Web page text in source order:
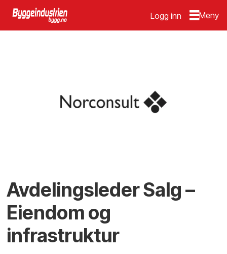
Logg inn
Avdelingsleder Salg –
Eiendom og
infrastruktur